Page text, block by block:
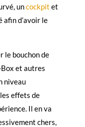
uncockpit et
afin d’avoir le
le bouchon de
Box et autres
niveau
effets de
Il en va
chers,